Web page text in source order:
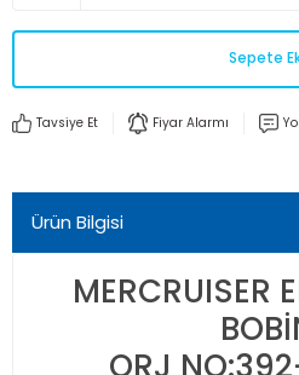
Sepete
Tavsiye Et Fiyar Alarmı
Ürün Bilgisi
MERCRUISER